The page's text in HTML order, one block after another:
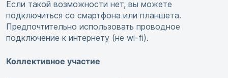
Если такой возможности нет, вы можете
подключиться со смартфона или планшета.
Предпочтительно использовать проводное
подключение к интернету (не wi-fi).
Коллективное участие